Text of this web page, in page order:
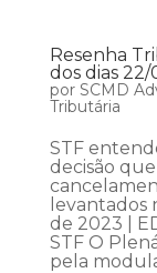
Resenha
dos dias
por SCMD
Tributária
STF
decisão
levantados
de 2023 |
STF O
pela